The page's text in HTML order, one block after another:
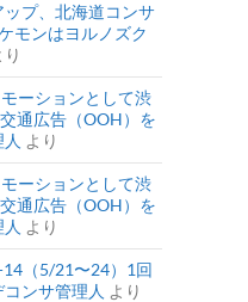
プ、北海道コンサ
モンはヨルノズク
り
ーションとして渋
通広告（OOH）を
より
ーションとして渋
通広告（OOH）を
より
（5/21〜24）1回
コンサ管理人 より